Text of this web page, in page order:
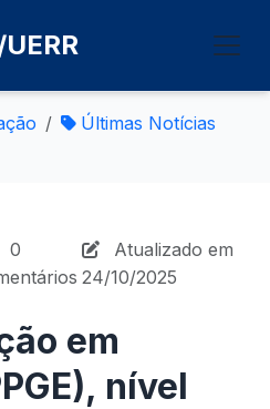
Últimas Notícias
0
Atualizado em
24/10/2025
em
nível